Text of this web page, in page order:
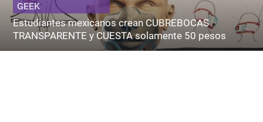
GEEK
Estudiantes mexicanos crean CUBREBOCAS
TRANSPARENTE y CUESTA solamente 50 pesos